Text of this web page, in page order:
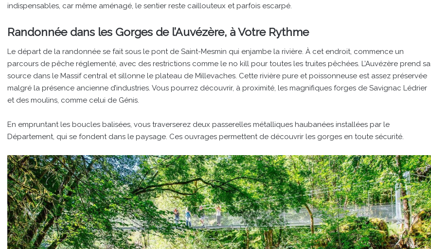
indispensables, car même aménagé, le sentier reste caillouteux et parfois escarpé.
Randonnée dans les Gorges de l’Auvézère, à Votre Rythme
Le départ de la randonnée se fait sous le pont de Saint-Mesmin qui enjambe la rivière. À cet endroit, commence un
parcours de pêche réglementé, avec des restrictions comme le no kill pour toutes les truites pêchées. L’Auvézère prend sa
source dans le Massif central et sillonne le plateau de Millevaches. Cette rivière pure et poissonneuse est assez préservée
malgré la présence ancienne d’industries. Vous pourrez découvrir, à proximité, les magnifiques forges de Savignac Lédrier
et des moulins, comme celui de Génis.
En empruntant les boucles balisées, vous traverserez deux passerelles métalliques haubanées installées par le
Département, qui se fondent dans le paysage. Ces ouvrages permettent de découvrir les gorges en toute sécurité.